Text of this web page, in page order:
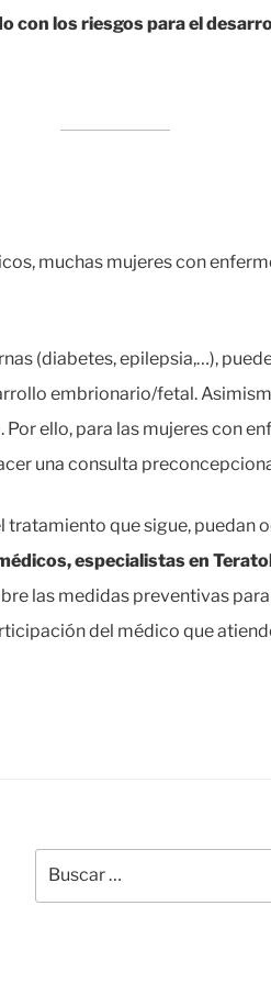
con los riesgos para el
muchas mujeres con
(diabetes, epilepsia,…),
embrionario/fetal.
ello, para las mujeres con
una consulta
que sigue, puedan
especialistas en
las medidas preventivas
del médico que
BUSCAR
por: